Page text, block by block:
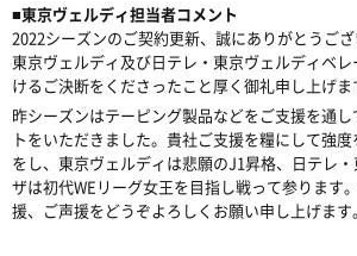
■東京ヴェルディ担当者コメント
2022シーズンのご契約更新、誠にありがとうご
東京ヴェルディ及び日テレ・東京ヴェルディベ
けるご決断をくださったこと厚く御礼申し上げま
昨シーズンはテーピング製品などをご支援を通
トをいただきました。貴社ご支援を糧にして強
をし、東京ヴェルディは悲願のJ1昇格、日テレ
ザは初代WEリーグ女王を目指し戦って参ります
援、ご声援をどうぞよろしくお願い申し上げます。